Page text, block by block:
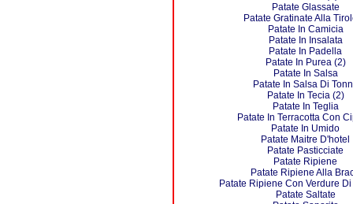
Patate Glassate
Patate Gratinate Alla
Patate In Camicia
Patate In Insalata
Patate In Padella
Patate In Purea (2)
Patate In Salsa
Patate In Salsa Di
Patate In Tecia (2)
Patate In Teglia
Patate In Terracotta Con
Patate In Umido
Patate Maitre D'hotel
Patate Pasticciate
Patate Ripiene
Patate Ripiene Alla
Patate Ripiene Con Verdure
Patate Saltate